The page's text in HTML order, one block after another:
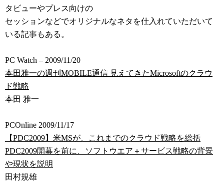
タビューやプレス向けの
セッションなどでオリジナルなネタを仕入れていただいて
いる記事もある。
PC Watch – 2009/11/20
本田雅一の週刊MOBILE通信 見えてきたMicrosoftのクラウ
ド戦略
本田 雅一
PCOnline 2009/11/17
【PDC2009】米MSが、これまでのクラウド戦略を総括
PDC2009開幕を前に、ソフトウエア＋サービス戦略の背景
や現状を説明
田村規雄